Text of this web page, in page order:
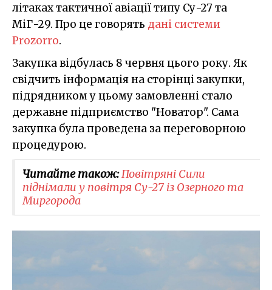
літаках тактичної авіації типу Су-27 та
МіГ-29. Про це говорять дані системи
Prozorro.
Закупка відбулась 8 червня цього року. Як
свідчить інформація на сторінці закупки,
підрядником у цьому замовленні стало
державне підприємство "Новатор". Сама
закупка була проведена за переговорною
процедурою.
Читайте також:Повітряні Сили
піднімали у повітря Су-27 із Озерного та
Миргорода